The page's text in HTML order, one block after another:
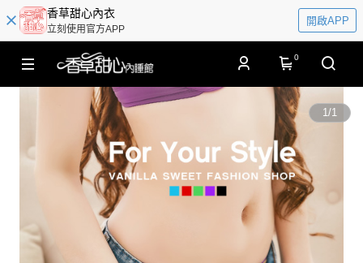
香草甜心內衣
立刻使用官方APP
開啟APP
0
1/1